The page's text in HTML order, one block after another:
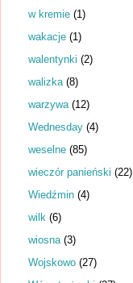
w kremie (1)
wakacje (1)
walentynki (2)
walizka (8)
warzywa (12)
Wednesday (4)
weselne (85)
wieczór panieński (22)
Wiedźmin (4)
wilk (6)
wiosna (3)
Wojskowo (27)